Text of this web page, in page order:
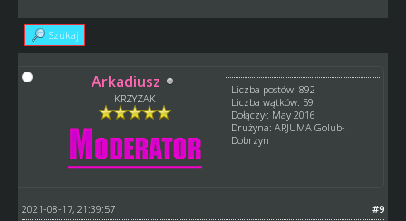
Szukaj
Arkadiusz
KRZYZAK
Liczba postów: 892
Liczba wątków: 59
Dołączył: May 2016
Drużyna: ARJUMA Golub-
Dobrzyn
#9
2021-08-17, 21:39:57